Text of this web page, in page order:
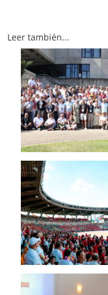
Leer también...